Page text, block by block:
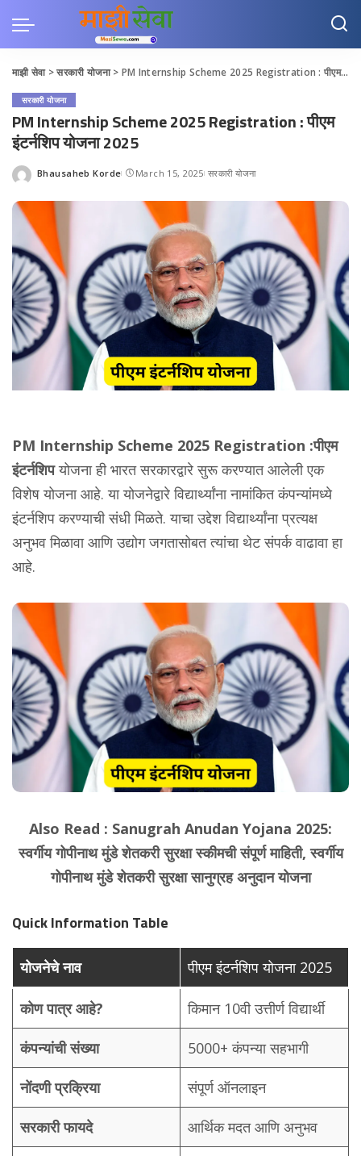
माझी सेवा>सरकारी योजना> PM Internship Scheme 2025 Registration : पीएम इंटर्नशिप योजना 2025
सरकारी योजना
PM Internship Scheme 2025 Registration : पीएम
इंटर्नशिप योजना 2025
Posted
Bhausaheb Korde March 15, 2025 सरकारी योजना
PM Internship Scheme 2025 Registration :पीएम
इंटर्नशिपयोजना ही भारत सरकारद्वारे सुरू करण्यात आलेली एक
विशेष योजना आहे. या योजनेद्वारे विद्यार्थ्यांना नामांकित कंपन्यांमध्ये
इंटर्नशिप करण्याची संधी मिळते. याचा उद्देश विद्यार्थ्यांना प्रत्यक्ष
अनुभव मिळावा आणि उद्योग जगतासोबत त्यांचा थेट संपर्क वाढावा हा
आहे.
Also Read : Sanugrah Anudan Yojana 2025:
स्वर्गीय गोपीनाथ मुंडे शेतकरी सुरक्षा स्कीमची संपूर्ण माहिती, स्वर्गीय
गोपीनाथ मुंडे शेतकरी सुरक्षा सानुग्रह अनुदान योजना
Quick Information Table
योजनेचे नाव पीएम इंटर्नशिप योजना 2025
कोण पात्र आहे? किमान 10वी उत्तीर्ण विद्यार्थी
कंपन्यांची संख्या 5000+ कंपन्या सहभागी
नोंदणी प्रक्रिया संपूर्ण ऑनलाइन
सरकारी फायदे आर्थिक मदत आणि अनुभव